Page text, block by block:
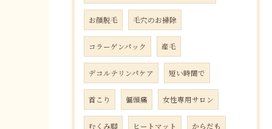
お顔脱毛 毛穴のお掃除
コラーゲンパック 産毛
デコルテリンパケア 短い時間で
首こり 偏頭痛 女性専用サロン
むくみ脚 ヒートマット からだも